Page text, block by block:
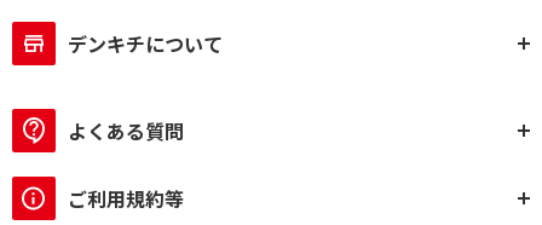
デンキチについて
よくある質問
ご利用規約等